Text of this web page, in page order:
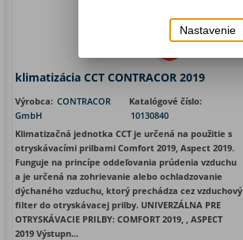
klimatizácia CCT CONTRACOR 2019
Výrobca: CONTRACOR
GmbH
Katalógové číslo:
10130840
Klimatizačná jednotka CCT je určená na použitie s
otryskávacími prilbami Comfort 2019, Aspect 2019.
Funguje na princípe oddeľovania prúdenia vzduchu
a je určená na zohrievanie alebo ochladzovanie
dýchaného vzduchu, ktorý prechádza cez vzduchový
filter do otryskávacej prilby. UNIVERZÁLNA PRE
OTRYSKÁVACIE PRILBY: COMFORT 2019, , ASPECT
2019 Výstupn...
Nastavenie